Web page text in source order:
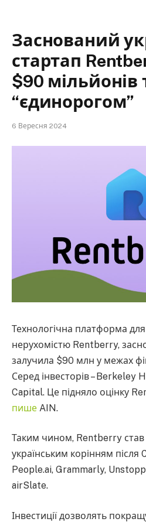
Заснований
стартап
$90 мільйонів
“єдинорогом”
6 Вересня 2024
Технологічна платформа
нерухомістю Rentberry,
залучила $90 млн у межах
Серед інвесторів – Berkeley
Capital. Це підняло оцінку
пише AIN.
Таким чином, Rentberry
українським корінням після
People.ai, Grammarly,
airSlate.
Інвестиції дозволять